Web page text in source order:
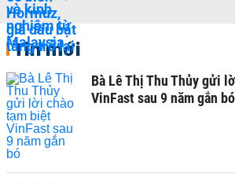
Tin mới
Bà Lê Thị Thu Thủy gửi
VinFast sau 9 năm gắn bó